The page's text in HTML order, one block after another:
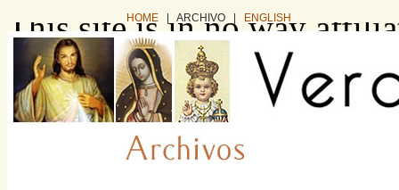
HOME | ARCHIVO | ENGLISH
This site is in no way
business. It exists as a
information intended for
want to buy this website,